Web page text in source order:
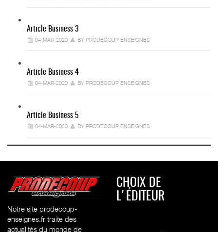
Article Business 3
04-MAR-2020 BY PRODECOUP ENSEIGNES
Article Business 4
04-MAR-2020 BY PRODECOUP ENSEIGNES
Article Business 5
04-MAR-2020 BY PRODECOUP ENSEIGNES
Notre site prodecoup-
enseignes.fr traite des
actualités du monde de
CHOIX DE
L'ÉDITEUR